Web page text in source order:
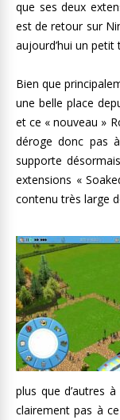
que ses deux
est de retour sur
aujourd’hui un
Bien que
une belle place
et ce « nouveau »
déroge donc pas
supporte
extensions «
contenu très large
plus que d’autres
clairement pas à